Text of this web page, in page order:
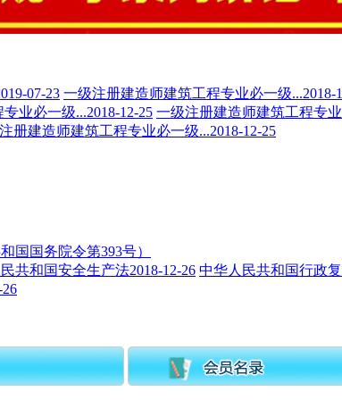
07-23 一级注册建造师建筑工程专业必一级...2018-
业必一级...2018-12-25 一级注册建造师建筑工程专
册建造师建筑工程专业必一级...2018-12-25
国国务院令第393号）
共和国安全生产法2018-12-26 中华人民共和国行政
26